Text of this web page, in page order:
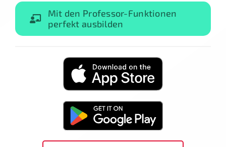
Mit den Professor-Funktionen
perfekt ausbilden